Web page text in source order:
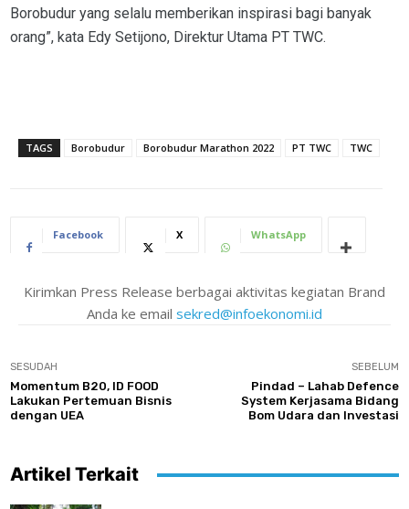
Borobudur yang selalu memberikan inspirasi bagi banyak
orang”, kata Edy Setijono, Direktur Utama PT TWC.
TAGS Borobudur Borobudur Marathon 2022 PT TWC TWC
Facebook X WhatsApp
Kirimkan Press Release berbagai aktivitas kegiatan Brand
Anda ke email sekred@infoekonomi.id
SESUDAH
Momentum B20, ID FOOD
Lakukan Pertemuan Bisnis
dengan UEA
SEBELUM
Pindad – Lahab Defence
System Kerjasama Bidang
Bom Udara dan Investasi
Artikel Terkait